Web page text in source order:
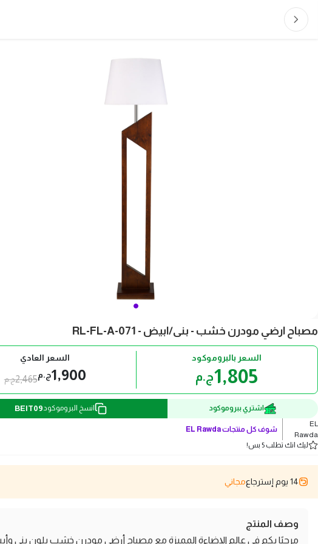
مصباح ارضي مودرن خشب - بنى/ابيض - RL-FL-A-071
السعر بالبروموكود
1,805ج.م
السعر العادي
1,900ج.م2,465ج.م
اشتري ببروموكود انسخ البروموكودBEIT09
EL
Rawda
شوف كل منتجاتEL Rawda
ليك انك تطلب 5 بس!
14 يوم إسترجاع مجاني
وصف المنتج
مرحبًا بكم في عالم الإضاءة المميزة مع مصباح أرضي مودرن خشب بلون بني